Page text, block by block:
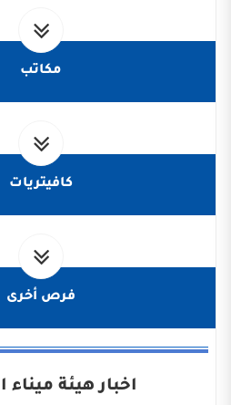
مكاتب
كافيتريات
فرص أخرى
اخبار هيئة ميناء